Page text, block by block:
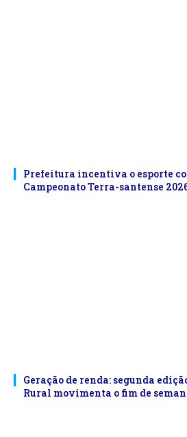
Prefeitura incentiva o esporte
Campeonato Terra-santense
Geração de renda: segunda
Rural movimenta o fim de